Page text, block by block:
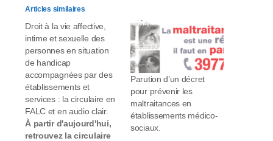
Articles similaires
Droit à la vie affective,
intime et sexuelle des
personnes en situation
de handicap
accompagnées par des
établissements et
services : la circulaire en
FALC et en audio clair.
À partir d'aujourd'hui,
retrouvez la circulaire
Parution d’un décret
pour prévenir les
maltraitances en
établissements médico-
sociaux.